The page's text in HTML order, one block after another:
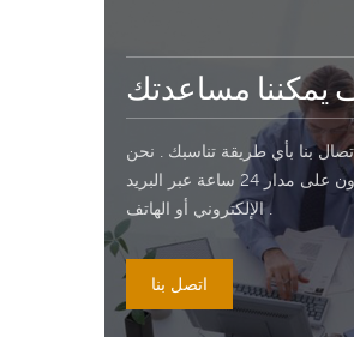
يمكننا مساعدتك
بنا بأي طريقة تناسبك . نحن
متواجدون على مدار 24 ساعة عبر البريد
الإلكتروني أو الهاتف .
اتصل بنا